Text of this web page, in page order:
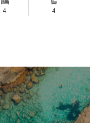
4 4